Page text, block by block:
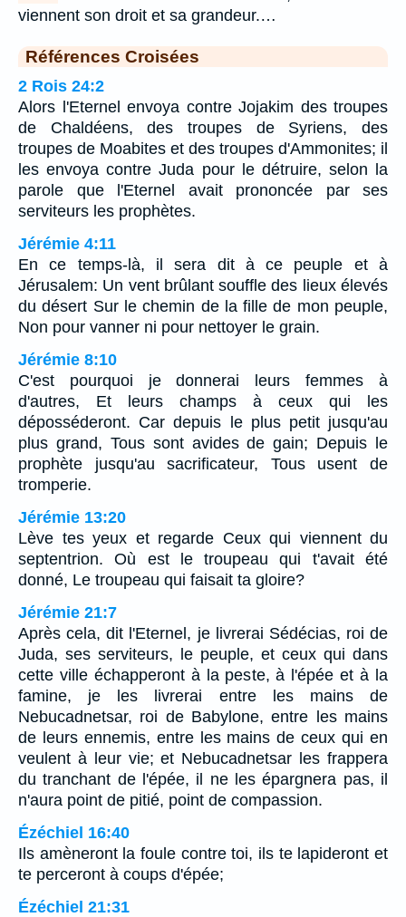
viennent son droit et sa grandeur.…
Références Croisées
2 Rois 24:2
Alors l'Eternel envoya contre Jojakim des troupes
de Chaldéens, des troupes de Syriens, des
troupes de Moabites et des troupes d'Ammonites; il
les envoya contre Juda pour le détruire, selon la
parole que l'Eternel avait prononcée par ses
serviteurs les prophètes.
Jérémie 4:11
En ce temps-là, il sera dit à ce peuple et à
Jérusalem: Un vent brûlant souffle des lieux élevés
du désert Sur le chemin de la fille de mon peuple,
Non pour vanner ni pour nettoyer le grain.
Jérémie 8:10
C'est pourquoi je donnerai leurs femmes à
d'autres, Et leurs champs à ceux qui les
déposséderont. Car depuis le plus petit jusqu'au
plus grand, Tous sont avides de gain; Depuis le
prophète jusqu'au sacrificateur, Tous usent de
tromperie.
Jérémie 13:20
Lève tes yeux et regarde Ceux qui viennent du
septentrion. Où est le troupeau qui t'avait été
donné, Le troupeau qui faisait ta gloire?
Jérémie 21:7
Après cela, dit l'Eternel, je livrerai Sédécias, roi de
Juda, ses serviteurs, le peuple, et ceux qui dans
cette ville échapperont à la peste, à l'épée et à la
famine, je les livrerai entre les mains de
Nebucadnetsar, roi de Babylone, entre les mains
de leurs ennemis, entre les mains de ceux qui en
veulent à leur vie; et Nebucadnetsar les frappera
du tranchant de l'épée, il ne les épargnera pas, il
n'aura point de pitié, point de compassion.
Ézéchiel 16:40
Ils amèneront la foule contre toi, ils te lapideront et
te perceront à coups d'épée;
Ézéchiel 21:31